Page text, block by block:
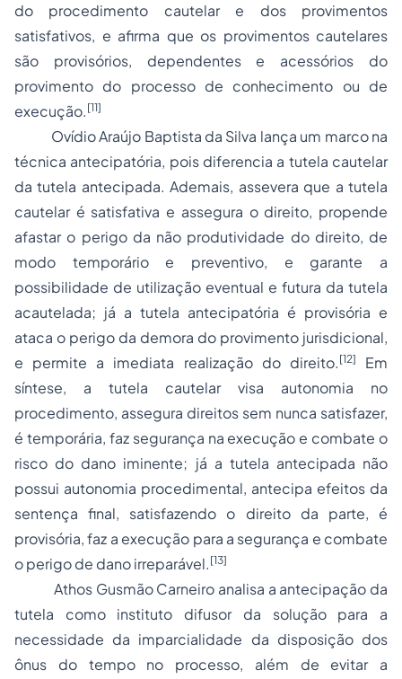
do procedimento cautelar e dos provimentos
satisfativos, e afirma que os provimentos cautelares
são provisórios, dependentes e acessórios do
provimento do processo de conhecimento ou de
execução. [11]
Ovídio Araújo Baptista da Silva lança um marco na
técnica antecipatória, pois diferencia a tutela cautelar
da tutela antecipada. Ademais, assevera que a tutela
cautelar é satisfativa e assegura o direito, propende
afastar o perigo da não produtividade do direito, de
modo temporário e preventivo, e garante a
possibilidade de utilização eventual e futura da tutela
acautelada; já a tutela antecipatória é provisória e
ataca o perigo da demora do provimento jurisdicional,
e permite a imediata realização do direito. [12]
Em
síntese, a tutela cautelar visa autonomia no
procedimento, assegura direitos sem nunca satisfazer,
é temporária, faz segurança na execução e combate o
risco do dano iminente; já a tutela antecipada não
possui autonomia procedimental, antecipa efeitos da
sentença final, satisfazendo o direito da parte, é
provisória, faz a execução para a segurança e combate
o perigo de dano irreparável. [13]
Athos Gusmão Carneiro analisa a antecipação da
tutela como instituto difusor da solução para a
necessidade da imparcialidade da disposição dos
ônus do tempo no processo, além de evitar a